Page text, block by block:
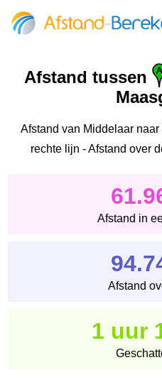
Afstand tussen
Afstand van Middelaar
rechte lijn - Afstand over
Afstand in
Afstand
1 uur